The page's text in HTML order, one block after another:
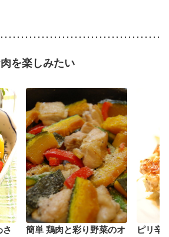
を楽しみたい
簡単 鶏肉と彩り野菜のオ
ピリ辛